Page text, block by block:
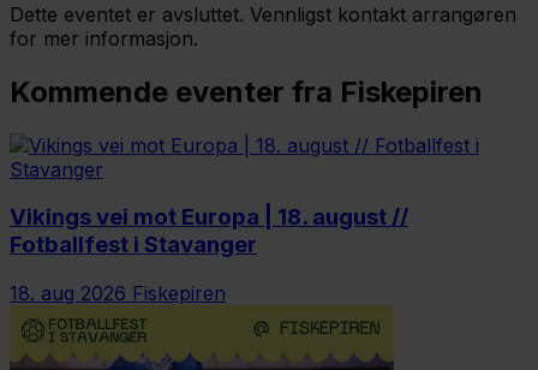
Dette eventet er avsluttet. Vennligst kontakt arrangøren
for mer informasjon.
Kommende eventer fra Fiskepiren
Vikings vei mot Europa | 18. august //
Fotballfest i Stavanger
18. aug 2026 Fiskepiren